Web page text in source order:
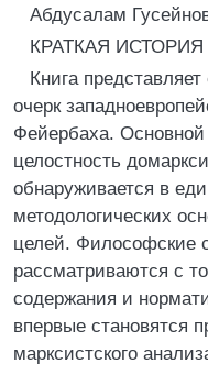
Абдусалам
КРАТКАЯ
Книга
очерк
Фейербаха.
целостность
обнаруживается в
методологических
целей. Философские
рассматриваются с
содержания и
впервые становятся
марксистского